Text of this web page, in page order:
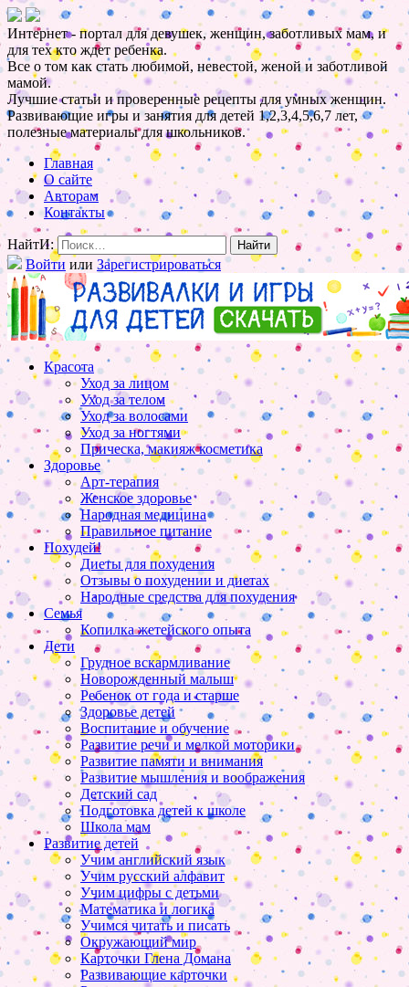
Интернет - портал для девушек, женщин, заботливых мам, и
для тех кто ждет ребенка.
Все о том как стать любимой, невестой, женой и заботливой
мамой.
Лучшие статьи и проверенные рецепты для умных женщин.
Развивающие игры и занятия для детей 1,2,3,4,5,6,7 лет,
полезные материалы для школьников.
Главная
О сайте
Авторам
Контакты
НайтИ:
Войти или Зарегистрироваться
Красота
Уход за лицом
Уход за телом
Уход за волосами
Уход за ногтями
Прическа, макияж косметика
Здоровье
Арт-терапия
Женское здоровье
Народная медицина
Правильное питание
Похудей!
Диеты для похудения
Отзывы о похудении и диетах
Народные средства для похудения
Семья
Копилка жетейского опыта
Дети
Грудное вскармливание
Новорожденный малыш
Ребенок от года и старше
Здоровье детей
Воспитание и обучение
Развитие речи и мелкой моторики
Развитие памяти и внимания
Развитие мышления и воображения
Детский сад
Подготовка детей к школе
Школа мам
Развитие детей
Учим английский язык
Учим русский алфавит
Учим цифры с детьми
Математика и логика
Учимся читать и писать
Окружающий мир
Карточки Глена Домана
Развивающие карточки